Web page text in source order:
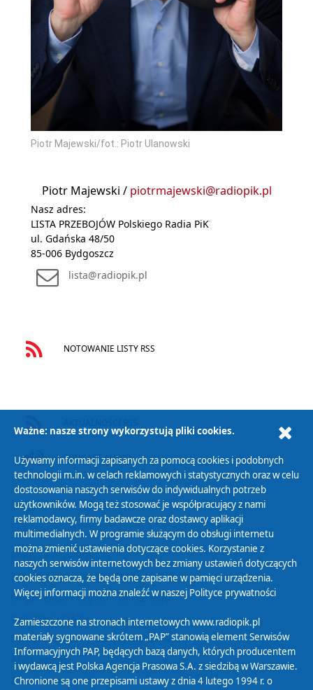
Piotr Majewski/fot.: Piotr Ulanowski
Piotr Majewski / piotrmajewski@radiopik.pl
Nasz adres:
LISTA PRZEBOJÓW Polskiego Radia PiK
ul. Gdańska 48/50
85-006 Bydgoszcz
lista@radiopik.pl
NOTOWANIE LISTY RSS
PODCAST AUDIO
Polityka Prywatności
Zasady korzystania z Serwisu
Organizacje Pożytku Publicznego
Cyfryzacja DAB+
Polityka ochrony danych osobowych
Abonament
Zamówienia publiczne
Ważne: nasze strony wykorzystują pliki cookies.
Używamy informacji zapisanych za pomocą cookies i podobnych
technologii m.in. w celach reklamowych i statystycznych oraz w celu
dostosowania naszych serwisów do indywidualnych potrzeb
użytkowników. Mogą też stosować je współpracujący z nami
reklamodawcy, firmy badawcze oraz dostawcy aplikacji
multimedialnych. W programie służącym do obsługi internetu
można zmienić ustawienia dotyczące cookies. Korzystanie z
naszych serwisów internetowych bez zmiany ustawień dotyczących
cookies oznacza, że będą one zapisane w pamięci urządzenia.
Więcej informacji można znaleźć w naszej Polityce prywatności
Zamieszczone na stronach internetowych www.radiopik.pl
materiały sygnowane skrótem „PAP” stanowią element Serwisów
Informacyjnych PAP, będących bazą danych, których producentem
i wydawcą jest Polska Agencja Prasowa S.A. z siedzibą w Warszawie.
Chronione są one przepisami ustawy z dnia 4 lutego 1994 r. o